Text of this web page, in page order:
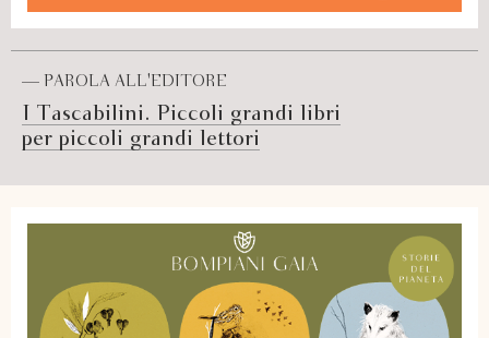
— PAROLA ALL'EDITORE
I Tascabilini. Piccoli grandi libri
per piccoli grandi lettori